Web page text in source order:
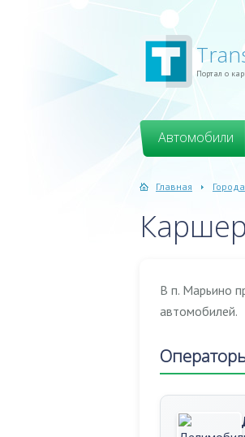
Портал о
Автомобили
Главная Города
В п. Марьино
автомобилей.